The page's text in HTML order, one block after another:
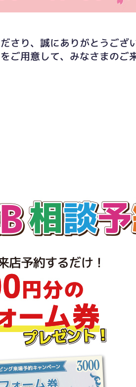
さり、誠にありがとうござ
ご用意して、みなさまのご